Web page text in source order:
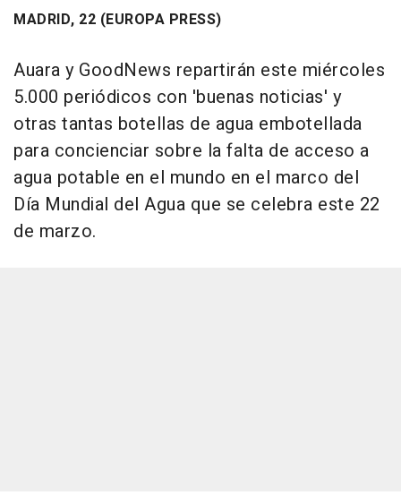
MADRID, 22 (EUROPA PRESS)
Auara y GoodNews repartirán este miércoles
5.000 periódicos con 'buenas noticias' y
otras tantas botellas de agua embotellada
para concienciar sobre la falta de acceso a
agua potable en el mundo en el marco del
Día Mundial del Agua que se celebra este 22
de marzo.